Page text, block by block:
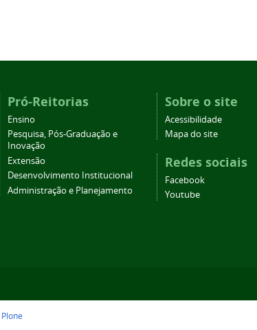
Pró-Reitorias
Ensino
Pesquisa, Pós-Graduação e
Inovação
Extensão
Desenvolvimento Institucional
Administração e Planejamento
Sobre o site
Acessibilidade
Mapa do site
Redes sociais
Facebook
Youtube
Plone